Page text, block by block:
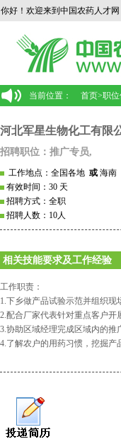
你好！欢迎来到中国农药人才网
当前位置： 首页>职
河北军星生物化工有限
招聘职位：推广专员,
工作地点：全国各地 或 海南
有效时间：30 天
招聘方式：全职
招聘人数：10人
相关技能要求及工作经验
工作职责：
1.下乡做产品试验示范并组织
2.配合厂家代表针对重点客户
3.协助区域经理完成区域内的
4.了解农户的用药习惯，挖掘产